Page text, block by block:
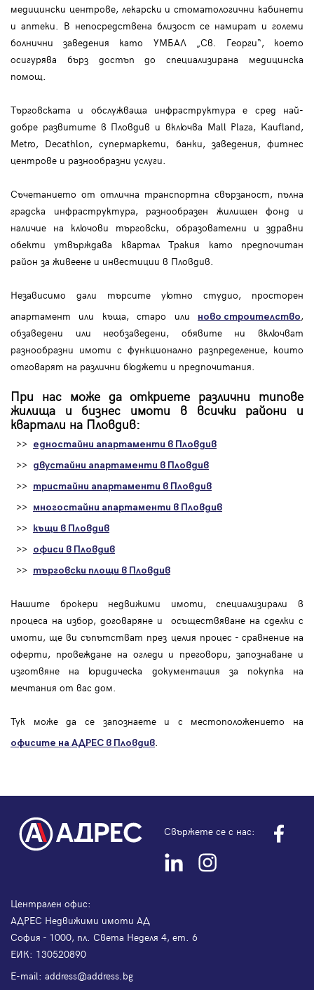
медицински центрове, лекарски и стоматологични кабинети
и аптеки. В непосредствена близост се намират и големи
болнични заведения като УМБАЛ „Св. Георги“, което
осигурява бърз достъп до специализирана медицинска
помощ.
Търговската и обслужваща инфраструктура е сред най-
добре развитите в Пловдив и включва Mall Plaza, Kaufland,
Metro, Decathlon, супермаркети, банки, заведения, фитнес
центрове и разнообразни услуги.
Съчетанието от отлична транспортна свързаност, пълна
градска инфраструктура, разнообразен жилищен фонд и
наличие на ключови търговски, образователни и здравни
обекти утвърждава квартал Тракия като предпочитан
район за живеене и инвестиции в Пловдив.
Независимо дали търсите уютно студио, просторен
апартамент или къща, старо или
ново строителство,
обзаведени или необзаведени, обявите ни включват
разнообразни имоти с функционално разпределение, които
отговарят на различни бюджети и предпочитания.
При нас може да откриете различни типове
жилища и бизнес имоти в всички райони и
квартали на Пловдив:
>> едностайни апартаменти в Пловдив
>> двустайни апартаменти в Пловдив
>> тристайни апартаменти в Пловдив
>> многостайни апартаменти в Пловдив
>> къщи в Пловдив
>> офиси в Пловдив
>> търговски площи в Пловдив
Нашите брокери недвижими имоти, специализирали в
процеса на избор, договаряне и осъществяване на сделки с
имоти, ще ви съпътстват през целия процес - сравнение на
оферти, провеждане на огледи и преговори, запознаване и
изготвяне на юридическа документация за покупка на
мечтания от вас дом.
Тук може да се запознаете и с местоположението на
офисите на АДРЕС в Пловдив.
Свържете се с нас:
Централен офис:
АДРЕС Недвижими имоти АД
София - 1000, пл. Света Неделя 4, ет. 6
ЕИК: 130520890
Е-mail: address@address.bg